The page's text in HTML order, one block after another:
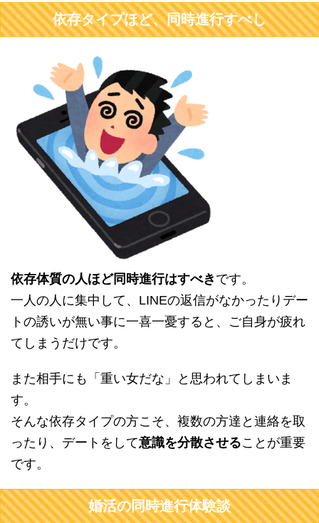
依存タイプほど、同時進行すべし
依存体質の人ほど同時進行はすべき です。
一人の人に集中して、LINEの返信がなかったりデー
トの誘いが無い事に一喜一憂すると、ご自身が疲れ
てしまうだけです。
また相手にも「重い女だな」と思われてしまいま
す。
そんな依存タイプの方こそ、複数の方達と連絡を取
ったり、デートをして意識を分散させることが重要
です。
婚活の同時進行体験談